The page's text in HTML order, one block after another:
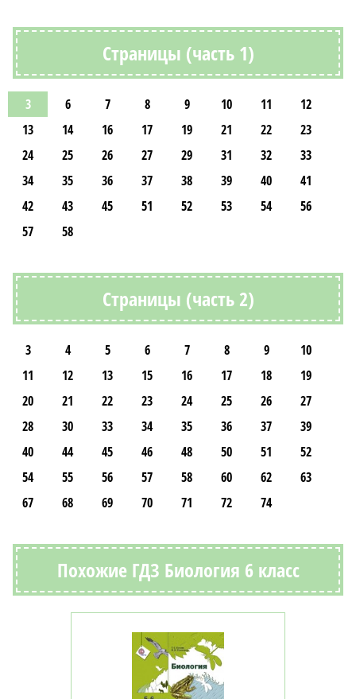
Страницы (часть 1)
3 6 7 8 9 10 11
12
13
14 16 17 19 21 22
23
24
25 26 27 29 31 32
33
34
35 36 37 38 39 40
41
42
43 45 51 52 53 54
56
57
58
Страницы (часть 2)
3 4 5 6 7 8 9
10
11
12 13 15 16 17 18
19
20
21 22 23 24 25 26
27
28
30 33 34 35 36 37
39
40
44 45 46 48 50 51
52
54
55 56 57 58 60 62
63
67
68 69 70 71 72 74
Похожие ГДЗ Биология 6 класс